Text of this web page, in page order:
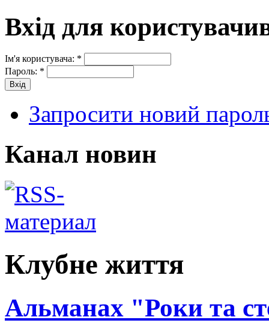
Вхід для
Ім'я користувача: *
Пароль: *
Запросити новий
Канал новин
Клубне життя
Альманах "Роки та